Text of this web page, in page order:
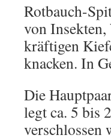
Rotbauch-
von Insekten,
kräftigen
knacken. In
Die
legt ca. 5 bis
verschlossen